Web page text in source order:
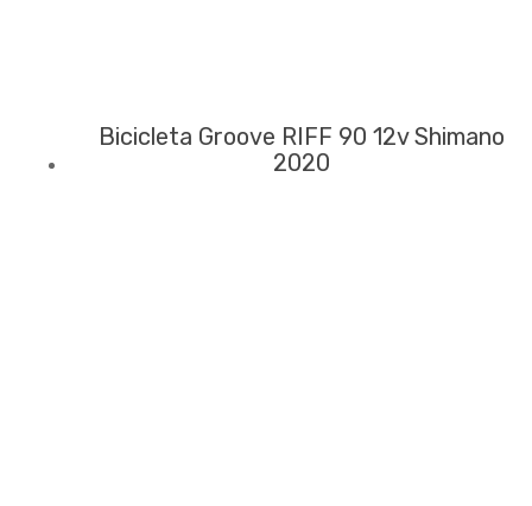
Bicicleta Groove RIFF 90 12v Shimano
2020